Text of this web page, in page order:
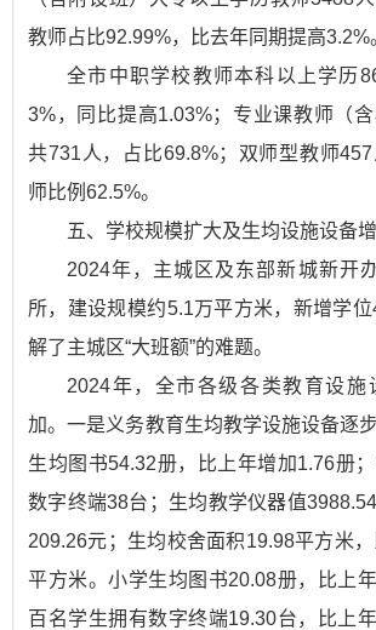
教师占比92.99%，比去年同期提高3.2%
全市中职学校教师本科以上学历
3%，同比提高1.03%；专业课教师（含
共731人，占比69.8%；双师型教师
师比例62.5%。
五、学校规模扩大及生均设施设备
2024年，主城区及东部新城新开
所，建设规模约5.1万平方米，新增学
解了主城区“大班额”的难题。
2024年，全市各级各类教育设施
加。一是义务教育生均教学设施设备逐
生均图书54.32册，比上年增加1.76册
数字终端38台；生均教学仪器值
209.26元；生均校舍面积19.98平方米
平方米。小学生均图书20.08册，比上
百名学生拥有数字终端19.30台，比上